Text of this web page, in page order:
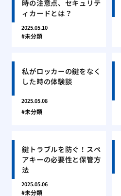
時の注意点、セキュリテ
ィカードとは？
2025.05.10
未分類
私がロッカーの鍵をなく
した時の体験談
2025.05.08
未分類
鍵トラブルを防ぐ！スペ
アキーの必要性と保管方
法
2025.05.06
未分類